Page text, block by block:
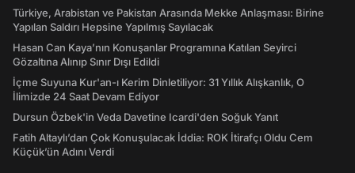
Türkiye, Arabistan ve Pakistan Arasında Mekke Anlaşması: Birine
Yapılan Saldırı Hepsine Yapılmış Sayılacak
Hasan Can Kaya’nın Konuşanlar Programına Katılan Seyirci
Gözaltına Alınıp Sınır Dışı Edildi
İçme Suyuna Kur'an-ı Kerim Dinletiliyor: 31 Yıllık Alışkanlık, O
İlimizde 24 Saat Devam Ediyor
Dursun Özbek'in Veda Davetine Icardi'den Soğuk Yanıt
Fatih Altaylı’dan Çok Konuşulacak İddia: ROK İtirafçı Oldu Cem
Küçük’ün Adını Verdi